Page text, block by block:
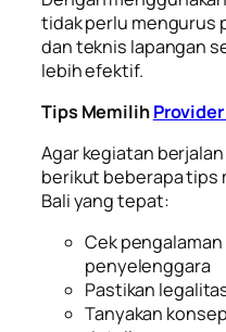
tidak perlu mengurus
dan teknis lapangan
lebih efektif.
Tips Memilih
Agar kegiatan
berikut beberapa tips
Bali yang tepat:
Cek
penyelenggara
Pastikan
Tanyakan